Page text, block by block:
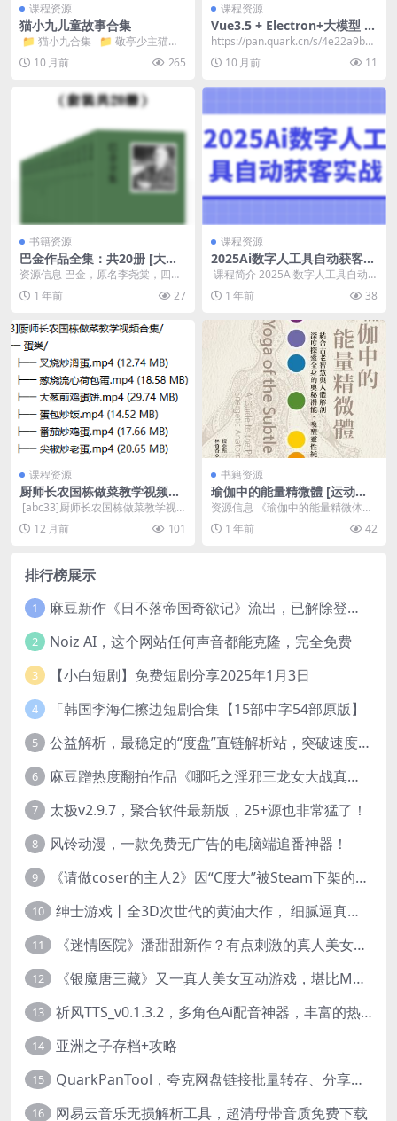
课程资源
猫小九儿童故事合集
​ 📁 猫小九合集 📁 敬亭少主猫小
天丨《猫小九历险记》番外丨奇
喵...10 月前 265
课程资源
Vue3.5 + Electron+大模型 跨
平台AI桌面聊天应用实战
https://pan.quark.cn/s/4e22a9b35
e84 📁 mk...
10 月前 11
书籍资源
巴金作品全集：共20册 [大合
集]
资源信息 巴金，原名李尧棠，四川
成都人，中国文学巨匠。他出身封
建家庭，却反封建，...
1 年前 27
课程资源
2025Ai数字人工具自动获客实
战
​ 课程简介 2025Ai数字人工具自动
获客，涵盖AI短视频方法、6步获客
突围法...
1 年前 38
课程资源
厨师长农国栋做菜教学视频合
集
​ [abc33]厨师长农国栋做菜教学视
频合集/ │ ├...
12 月前 101
书籍资源
瑜伽中的能量精微體 [运动养
生] [pdf+全格式]
资源信息 《瑜伽中的能量精微体》
是一部关于瑜伽与能量系统的专
著，作者详细介绍了瑜...
1 年前 42
排行榜展示
1 麻豆新作《日不落帝国奇欲记》流出，已解除登录验证！
2 Noiz AI，这个网站任何声音都能克隆，完全免费
3 【小白短剧】免费短剧分享2025年1月3日
4 「韩国李海仁擦边短剧合集【15部中字54部原版】
5 公益解析，最稳定的“度盘”直链解析站，突破速度限制
6 麻豆蹭热度翻拍作品《哪吒之淫邪三龙女大战真阳魔童》 已上线
7 太极v2.9.7，聚合软件最新版，25+源也非常猛了！
8 风铃动漫，一款免费无广告的电脑端追番神器！
9 《请做coser的主人2》因“C度大”被Steam下架的真人美女互动游戏！
10 绅士游戏丨全3D次世代的黄油大作， 细腻逼真的双人互动狂想曲！
11 《迷情医院》潘甜甜新作？有点刺激的真人美女互动游戏
12 《银魔唐三藏》又一真人美女互动游戏，堪比M豆！
13 祈风TTS_v0.1.3.2，多角色Ai配音神器，丰富的热门音色
14 亚洲之子存档+攻略
15 QuarkPanTool，夸克网盘链接批量转存、分享和下载工具
16 网易云音乐无损解析工具，超清母带音质免费下载